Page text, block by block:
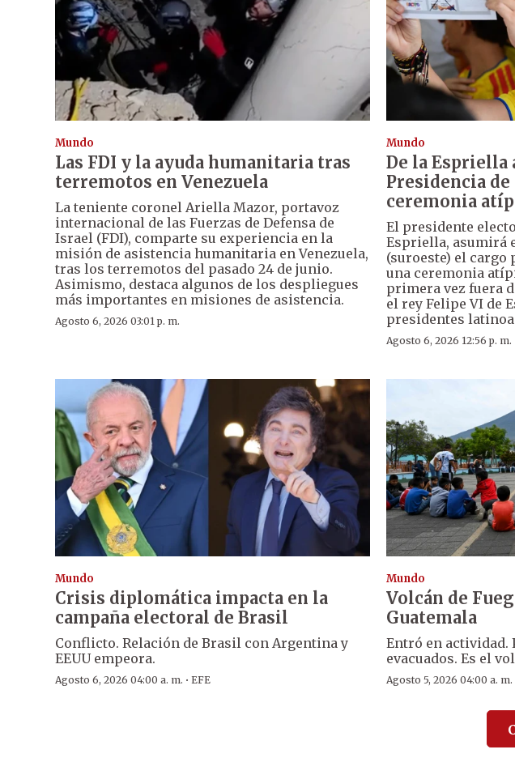
Mundo
Las FDI y la ayuda humanitaria tras
terremotos en Venezuela
La teniente coronel Ariella Mazor, portavoz
internacional de las Fuerzas de Defensa de
Israel (FDI), comparte su experiencia en la
misión de asistencia humanitaria en Venezuela,
tras los terremotos del pasado 24 de junio.
Asimismo, destaca algunos de los despliegues
más importantes en misiones de asistencia.
Agosto 6, 2026 03:01 p. m.
Mundo
De la Espriella
Presidencia
ceremonia
El presidente
Espriella, asumirá
(suroeste) el cargo
una ceremonia
primera vez fuera
el rey Felipe VI de
presidentes
Agosto 6, 2026 12:56 p. m.
Mundo
Crisis diplomática impacta en la
campaña electoral de Brasil
Conflicto. Relación de Brasil con Argentina y
EEUU empeora.
Agosto 6, 2026 04:00 a. m. · EFE
Mundo
Volcán de
Guatemala
Entró en actividad.
evacuados. Es el
Agosto 5, 2026 04:00 a. m.